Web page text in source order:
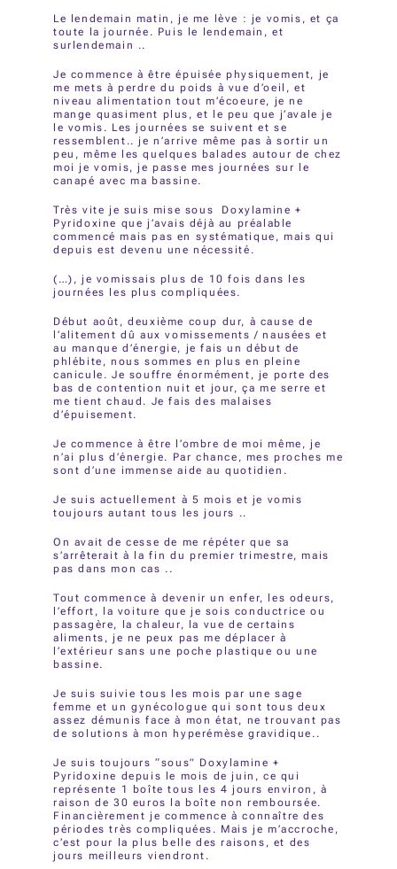
Le lendemain matin, je me lève : je vomis, et ça
toute la journée. Puis le lendemain, et
surlendemain ..
Je commence à être épuisée physiquement, je
me mets à perdre du poids à vue d’oeil, et
niveau alimentation tout m’écoeure, je ne
mange quasiment plus, et le peu que j’avale je
le vomis. Les journées se suivent et se
ressemblent.. je n’arrive même pas à sortir un
peu, même les quelques balades autour de chez
moi je vomis, je passe mes journées sur le
canapé avec ma bassine.
Très vite je suis mise sous Doxylamine +
Pyridoxine que j’avais déjà au préalable
commencé mais pas en systématique, mais qui
depuis est devenu une nécessité.
(…), je vomissais plus de 10 fois dans les
journées les plus compliquées.
Début août, deuxième coup dur, à cause de
l’alitement dû aux vomissements / nausées et
au manque d’énergie, je fais un début de
phlébite, nous sommes en plus en pleine
canicule. Je souffre énormément, je porte des
bas de contention nuit et jour, ça me serre et
me tient chaud. Je fais des malaises
d’épuisement.
Je commence à être l’ombre de moi même, je
n’ai plus d’énergie. Par chance, mes proches me
sont d’une immense aide au quotidien.
Je suis actuellement à 5 mois et je vomis
toujours autant tous les jours ..
On avait de cesse de me répéter que sa
s’arrêterait à la fin du premier trimestre, mais
pas dans mon cas ..
Tout commence à devenir un enfer, les odeurs,
l’effort, la voiture que je sois conductrice ou
passagère, la chaleur, la vue de certains
aliments, je ne peux pas me déplacer à
l’extérieur sans une poche plastique ou une
bassine.
Je suis suivie tous les mois par une sage
femme et un gynécologue qui sont tous deux
assez démunis face à mon état, ne trouvant pas
de solutions à mon hyperémèse gravidique..
Je suis toujours “sous” Doxylamine +
Pyridoxine depuis le mois de juin, ce qui
représente 1 boîte tous les 4 jours environ, à
raison de 30 euros la boîte non remboursée.
Financièrement je commence à connaître des
périodes très compliquées. Mais je m’accroche,
c’est pour la plus belle des raisons, et des
jours meilleurs viendront.